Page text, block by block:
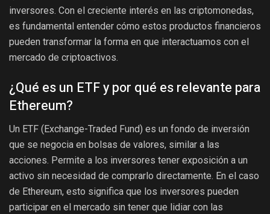
inversores. Con el creciente interés en las criptomonedas,
es fundamental entender cómo estos productos financieros
pueden transformar la forma en que interactuamos con el
mercado de criptoactivos.
¿Qué es un ETF y por qué es relevante para
Ethereum?
Un ETF (Exchange-Traded Fund) es un fondo de inversión
que se negocia en bolsas de valores, similar a las
acciones. Permite a los inversores tener exposición a un
activo sin necesidad de comprarlo directamente. En el caso
de Ethereum, esto significa que los inversores pueden
participar en el mercado sin tener que lidiar con las